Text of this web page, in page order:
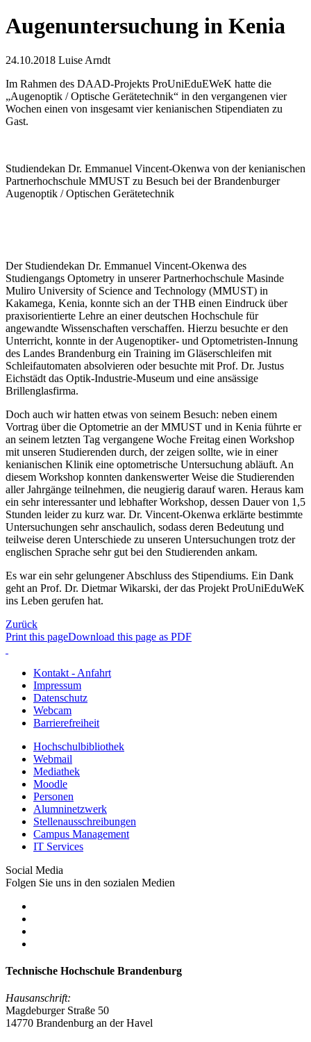
Augenuntersuchung in Kenia
24.10.2018 Luise Arndt
Im Rahmen des DAAD-Projekts ProUniEduEWeK hatte die
„Augenoptik / Optische Gerätetechnik“ in den vergangenen vier
Wochen einen von insgesamt vier kenianischen Stipendiaten zu
Gast.
Studiendekan Dr. Emmanuel Vincent-Okenwa von der kenianischen
Partnerhochschule MMUST zu Besuch bei der Brandenburger
Augenoptik / Optischen Gerätetechnik
Der Studiendekan Dr. Emmanuel Vincent-Okenwa des
Studiengangs Optometry in unserer Partnerhochschule Masinde
Muliro University of Science and Technology (MMUST) in
Kakamega, Kenia, konnte sich an der THB einen Eindruck über
praxisorientierte Lehre an einer deutschen Hochschule für
angewandte Wissenschaften verschaffen. Hierzu besuchte er den
Unterricht, konnte in der Augenoptiker- und Optometristen-Innung
des Landes Brandenburg ein Training im Gläserschleifen mit
Schleifautomaten absolvieren oder besuchte mit Prof. Dr. Justus
Eichstädt das Optik-Industrie-Museum und eine ansässige
Brillenglasfirma.
Doch auch wir hatten etwas von seinem Besuch: neben einem
Vortrag über die Optometrie an der MMUST und in Kenia führte er
an seinem letzten Tag vergangene Woche Freitag einen Workshop
mit unseren Studierenden durch, der zeigen sollte, wie in einer
kenianischen Klinik eine optometrische Untersuchung abläuft. An
diesem Workshop konnten dankenswerter Weise die Studierenden
aller Jahrgänge teilnehmen, die neugierig darauf waren. Heraus kam
ein sehr interessanter und lebhafter Workshop, dessen Dauer von 1,5
Stunden leider zu kurz war. Dr. Vincent-Okenwa erklärte bestimmte
Untersuchungen sehr anschaulich, sodass deren Bedeutung und
teilweise deren Unterschiede zu unseren Untersuchungen trotz der
englischen Sprache sehr gut bei den Studierenden ankam.
Es war ein sehr gelungener Abschluss des Stipendiums. Ein Dank
geht an Prof. Dr. Dietmar Wikarski, der das Projekt ProUniEduWeK
ins Leben gerufen hat.
Zurück
Print this pageDownload this page as PDF
Kontakt - Anfahrt
Impressum
Datenschutz
Webcam
Barrierefreiheit
Hochschulbibliothek
Webmail
Mediathek
Moodle
Personen
Alumninetzwerk
Stellenausschreibungen
Campus Management
IT Services
Social Media
Folgen Sie uns in den sozialen Medien
Technische Hochschule Brandenburg
Hausanschrift:
Magdeburger Straße 50
14770 Brandenburg an der Havel